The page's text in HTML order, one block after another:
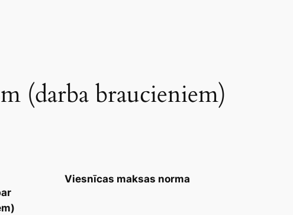
(darba braucieniem)
Viesnīcas maksas norma